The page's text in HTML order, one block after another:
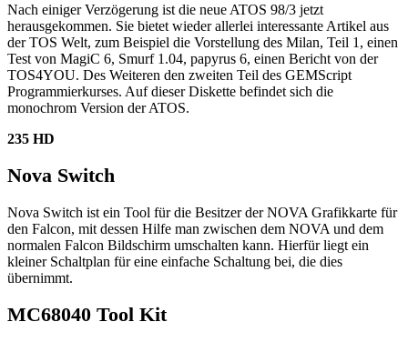
Nach einiger Verzögerung ist die neue ATOS 98/3 jetzt
herausgekommen. Sie bietet wieder allerlei interessante Artikel aus
der TOS Welt, zum Beispiel die Vorstellung des Milan, Teil 1, einen
Test von MagiC 6, Smurf 1.04, papyrus 6, einen Bericht von der
TOS4YOU. Des Weiteren den zweiten Teil des GEMScript
Programmierkurses. Auf dieser Diskette befindet sich die
monochrom Version der ATOS.
235 HD
Nova Switch
Nova Switch ist ein Tool für die Besitzer der NOVA Grafikkarte für
den Falcon, mit dessen Hilfe man zwischen dem NOVA und dem
normalen Falcon Bildschirm umschalten kann. Hierfür liegt ein
kleiner Schaltplan für eine einfache Schaltung bei, die dies
übernimmt.
MC68040 Tool Kit